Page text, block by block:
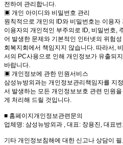
전하여 관리합니다.
▣ 개인 아이디와 비밀번호 관리
원칙적으로 개인의 ID와 비밀번호는 이용
이용자의 개인적인 부주의로 ID, 비밀번호,
어 발생한 문제와 기본적인 인터넷의 위험
회복지회에서 책임지지 않습니다. 따라서,
서의 PC사용으로 인해 개인정보가 유출되
바랍니다.
▣ 개인정보에 관한 민원서비스
삼성뉴방외과는 개인정보관리책임자를 지
서 발생하는 모든 개인정보보호 관련 민원
게 처리해 드릴 것입니다.
■ 홈페이지개인정보관련문의
업체명: 삼성뉴방외과 , 대표: 장용진, 대표
기타 개인정보침해에 대한 신고나 상담이